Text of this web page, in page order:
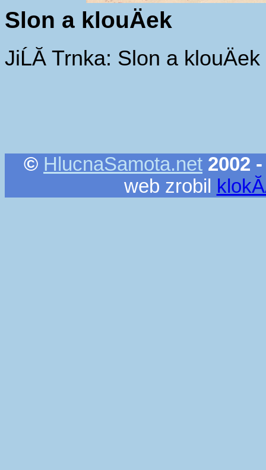
Slon a klouÄek
JiĹĂ­ Trnka: Slon a
© HlucnaSamota.net 2002
web zrobil